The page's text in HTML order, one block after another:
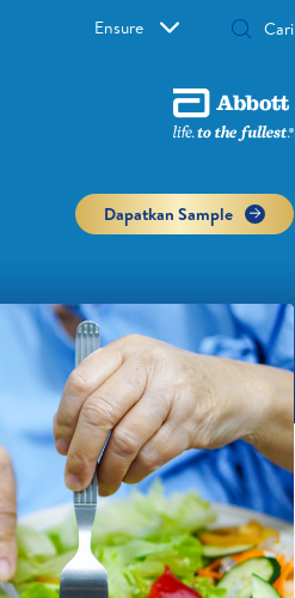
Ensure
Dapatkan Sample